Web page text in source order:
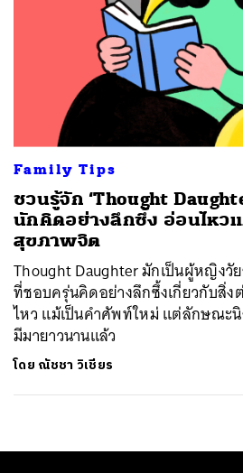
Family Tips
ชวนรู้จัก ‘Thought
นักคิดอย่างลึกซึ้ง อ่อนไห
สุขภาพจิต
Thought Daughter มักเป็นผู้หญิง
ที่ชอบครุ่นคิดอย่างลึกซึ้งเกี่ยวกับสิ่
ไหว แม้เป็นคำศัพท์ใหม่ แต่ลักษณะ
มีมายาวนานแล้ว
โดย ณัชชา วิเชียร
SHARE TWEET